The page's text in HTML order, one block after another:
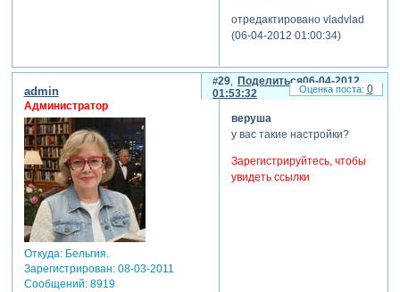
для каждого отдельного
слайда. все естественно
образом. вообщем где то
намудрили малость
красную... дальше не могу
сказать не зная что и как вы
там делаете
отредактировано vladvlad
(06-04-2012 01:00:34)
Поделиться
29
06-04-2012
01:53:32
admin
Администратор
Откуда:Бельгия.
Зарегистрирован: 08-03-2011
Сообщений:8919
веруша
у вас такие настройки?
Зарегистрируйтесь, чтобы
увидеть ссылки
0